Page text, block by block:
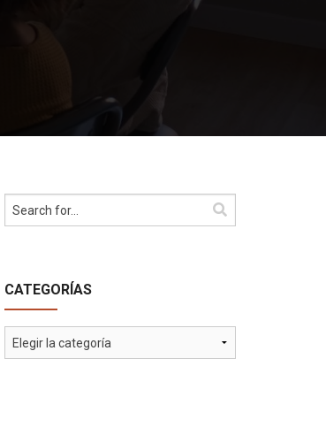
CATEGORÍAS
Categorías